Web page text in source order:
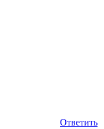
Ответить